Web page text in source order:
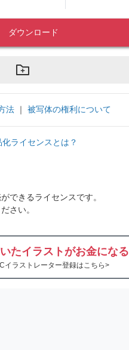
ダウンロード
法 ｜ 被写体の権利について
化ライセンスとは？
できるライセンスです。
さい。
たイラストがお金になる
イラストレーター登録はこちら>